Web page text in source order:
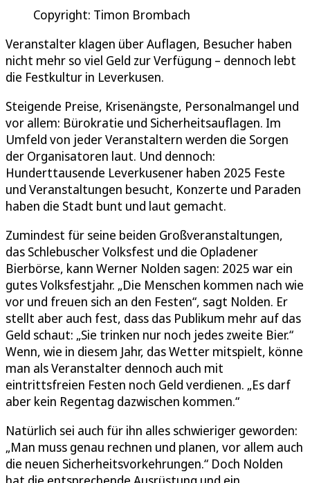
Copyright: Timon Brombach
Veranstalter klagen über Auflagen, Besucher haben
nicht mehr so viel Geld zur Verfügung – dennoch lebt
die Festkultur in Leverkusen.
Steigende Preise, Krisenängste, Personalmangel und
vor allem: Bürokratie und Sicherheitsauflagen. Im
Umfeld von jeder Veranstaltern werden die Sorgen
der Organisatoren laut. Und dennoch:
Hunderttausende Leverkusener haben 2025 Feste
und Veranstaltungen besucht, Konzerte und Paraden
haben die Stadt bunt und laut gemacht.
Zumindest für seine beiden Großveranstaltungen,
das Schlebuscher Volksfest und die Opladener
Bierbörse, kann Werner Nolden sagen: 2025 war ein
gutes Volksfestjahr. „Die Menschen kommen nach wie
vor und freuen sich an den Festen“, sagt Nolden. Er
stellt aber auch fest, dass das Publikum mehr auf das
Geld schaut: „Sie trinken nur noch jedes zweite Bier.“
Wenn, wie in diesem Jahr, das Wetter mitspielt, könne
man als Veranstalter dennoch auch mit
eintrittsfreien Festen noch Geld verdienen. „Es darf
aber kein Regentag dazwischen kommen.“
Natürlich sei auch für ihn alles schwieriger geworden:
„Man muss genau rechnen und planen, vor allem auch
die neuen Sicherheitsvorkehrungen.“ Doch Nolden